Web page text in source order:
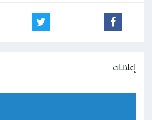
إعلانات